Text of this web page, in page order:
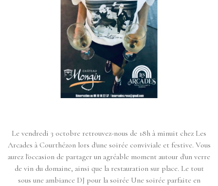
Le vendredi 3 octobre retrouvez-nous de 18h à minuit chez Les
Arcades à Courthézon lors d'une soirée conviviale et festive. Vous
aurez l'occasion de partager un agréable moment autour d'un verre
de vin du domaine, ainsi que la restauration sur place. Le tout
sous une ambiance DJ pour la soirée Une soirée parfaite en